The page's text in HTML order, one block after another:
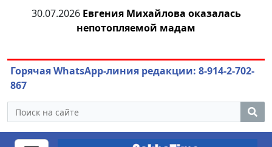
30.07.2026 Евгения Михайлова оказалась
непотопляемой мадам
Горячая WhatsApp-линия редакции: 8-914-2-702-
867